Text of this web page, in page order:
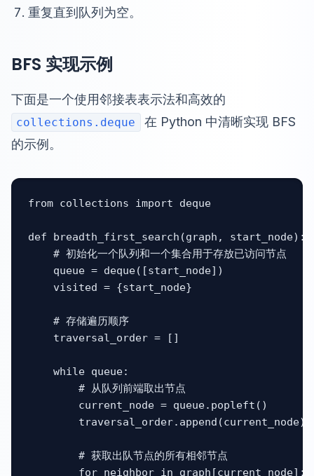
重复直到队列为空。
BFS 实现示例
下面是一个使用邻接表表示法和高效的
collections.deque
在 Python 中清晰实现 BFS
的示例。
from collections import deque
def breadth_first_search(graph, start_node):
    # 初始化一个队列和一个集合用于存放已访问节点
    queue = deque([start_node])
    visited = {start_node}
    # 存储遍历顺序
    traversal_order = []
    while queue:
        # 从队列前端取出节点
        current_node = queue.popleft()
        traversal_order.append(current_node)
        # 获取出队节点的所有相邻节点
        for neighbor in graph[current_node]: